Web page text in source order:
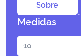
Sobre
Medidas